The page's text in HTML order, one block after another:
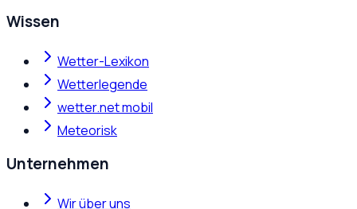
Wissen
Wetter-Lexikon
Wetterlegende
wetter.net mobil
Meteorisk
Unternehmen
Wir über uns